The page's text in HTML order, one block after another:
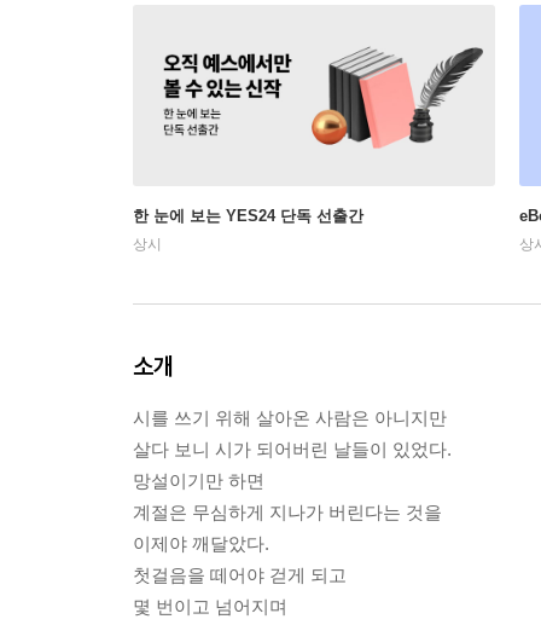
한 눈에 보는 YES24 단독 선출간
상시 상
소개
시를 쓰기 위해 살아온 사람은 아니지만
살다 보니 시가 되어버린 날들이 있었다.
망설이기만 하면
계절은 무심하게 지나가 버린다는 것을
이제야 깨달았다.
첫걸음을 떼어야 걷게 되고
몇 번이고 넘어지며